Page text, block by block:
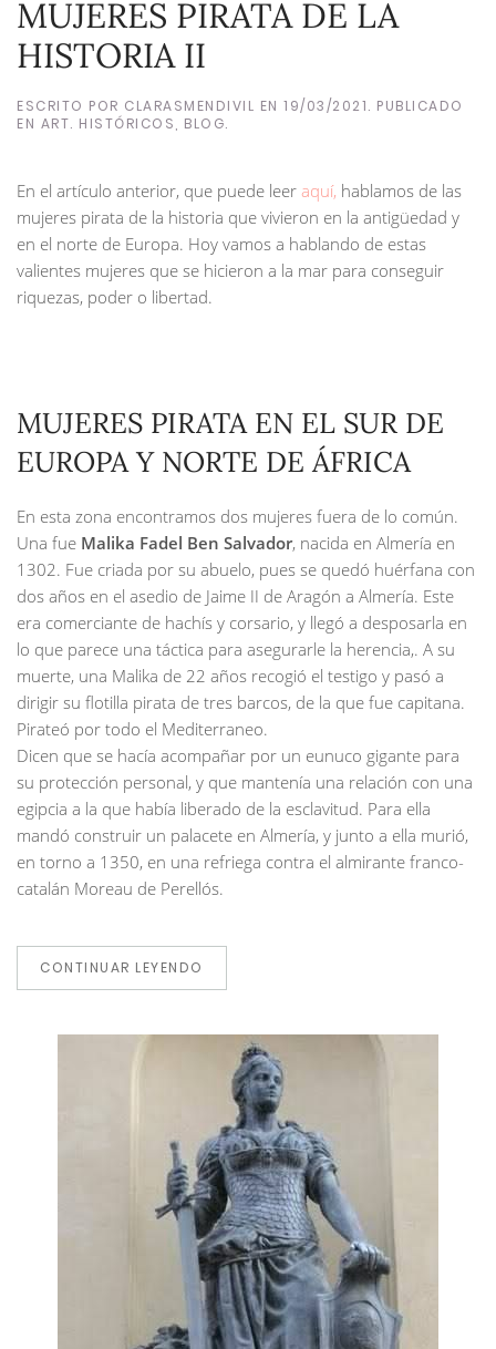
MUJERES PIRATA DE LA
HISTORIA II
ESCRITO POR CLARASMENDIVIL EN 19/03/2021. PUBLICADO
EN ART. HISTÓRICOS BLOG.
En el artículo anterior, que puede leer aquí, hablamos de las
mujeres pirata de la historia que vivieron en la antigüedad y
en el norte de Europa. Hoy vamos a hablando de estas
valientes mujeres que se hicieron a la mar para conseguir
riquezas, poder o libertad.
MUJERES PIRATA EN EL SUR DE
EUROPA Y NORTE DE ÁFRICA
En esta zona encontramos dos mujeres fuera de lo común.
Una fue Malika Fadel Ben Salvador, nacida en Almería en
1302. Fue criada por su abuelo, pues se quedó huérfana con
dos años en el asedio de Jaime II de Aragón a Almería. Este
era comerciante de hachís y corsario, y llegó a desposarla en
lo que parece una táctica para asegurarle la herencia,. A su
muerte, una Malika de 22 años recogió el testigo y pasó a
dirigir su flotilla pirata de tres barcos, de la que fue capitana.
Pirateó por todo el Mediterraneo.
Dicen que se hacía acompañar por un eunuco gigante para
su protección personal, y que mantenía una relación con una
egipcia a la que había liberado de la esclavitud. Para ella
mandó construir un palacete en Almería, y junto a ella murió,
en torno a 1350, en una refriega contra el almirante franco-
catalán Moreau de Perellós.
CONTINUAR LEYENDO